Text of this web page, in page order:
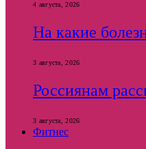
4 августа, 2026
На какие
3 августа, 2026
Россиянам
3 августа, 2026
Фитнес